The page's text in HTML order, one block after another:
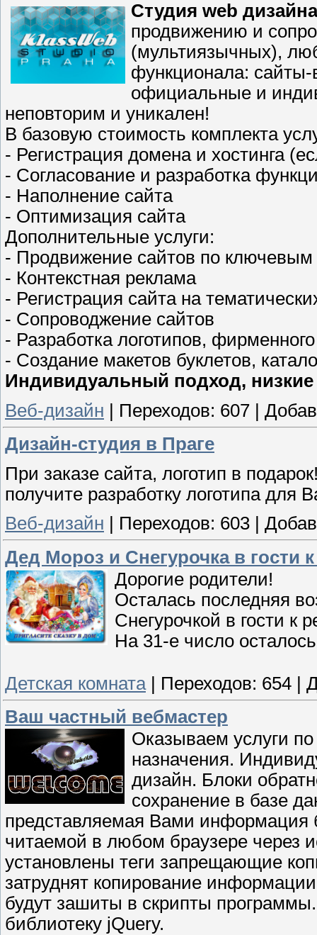
Студия web дизайна
продвижению и
(мультиязычных),
функционала:
официальные и
неповторим и уникален!
В базовую стоимость комплекта
- Регистрация домена и хостинга
- Согласование и разработка
- Наполнение сайта
- Оптимизация сайта
Дополнительные услуги:
- Продвижение сайтов по ключевым
- Контекстная реклама
- Регистрация сайта на
- Сопроводжение сайтов
- Разработка логотипов,
- Создание макетов буклетов,
Индивидуальный подход,
Веб-дизайн | Переходов: 607 |
Дизайн-студия в Праге
При заказе сайта, логотип в
получите разработку логотипа для
Веб-дизайн
Переходов: 603
Дед Мороз и Снегурочка в гости
Дорогие родители!
Осталась последняя
Снегурочкой в гости к
На 31-е число
Детская комната| Переходов: 654 |
Ваш частный вебмастер
Оказываем услуги по
назначения.
дизайн. Блоки
сохранение в базе
представляемая Вами информация
читаемой в любом браузере через
установлены теги запрещающие
затруднят копирование
будут зашиты в скрипты
библиотеку jQuery.